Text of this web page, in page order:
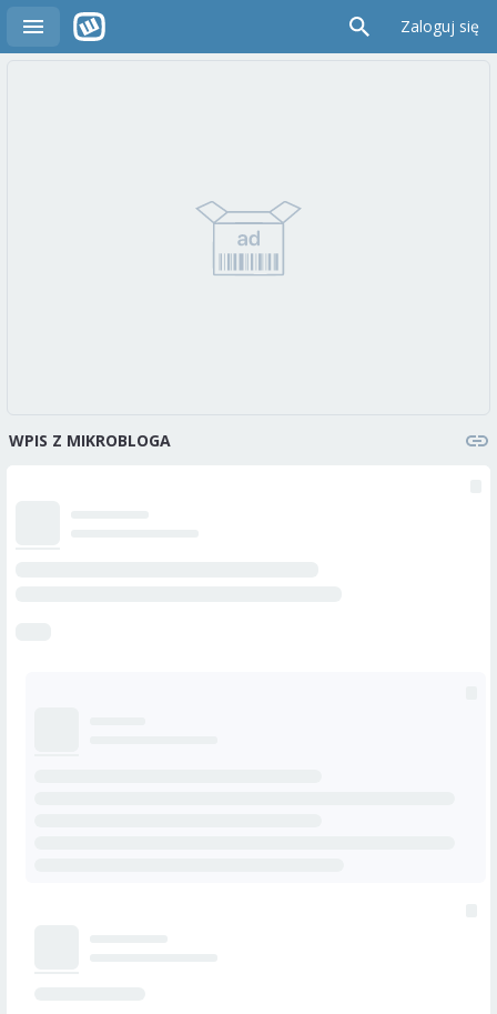
Zaloguj się
WPIS Z MIKROBLOGA